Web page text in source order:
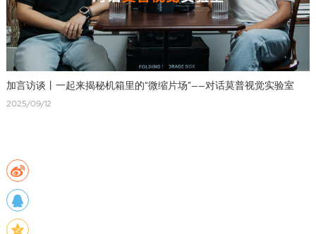
加言访谈丨一起来揭秘机箱里的“微缩片场”——对话莫普视觉实验室
2025/09/12